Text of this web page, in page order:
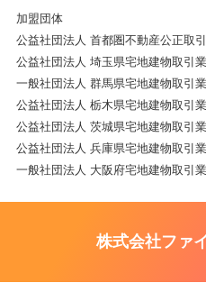
加盟団体
公益社団法人 首都圏不動産公正取
公益社団法人 埼玉県宅地建物取引
一般社団法人 群馬県宅地建物取引
公益社団法人 栃木県宅地建物取引
公益社団法人 茨城県宅地建物取引
公益社団法人 兵庫県宅地建物取引
一般社団法人 大阪府宅地建物取引
株式会社ファ